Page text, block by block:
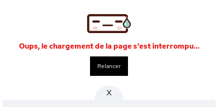
Oups, le chargement de la page s'est interrompu...
Relancer
X